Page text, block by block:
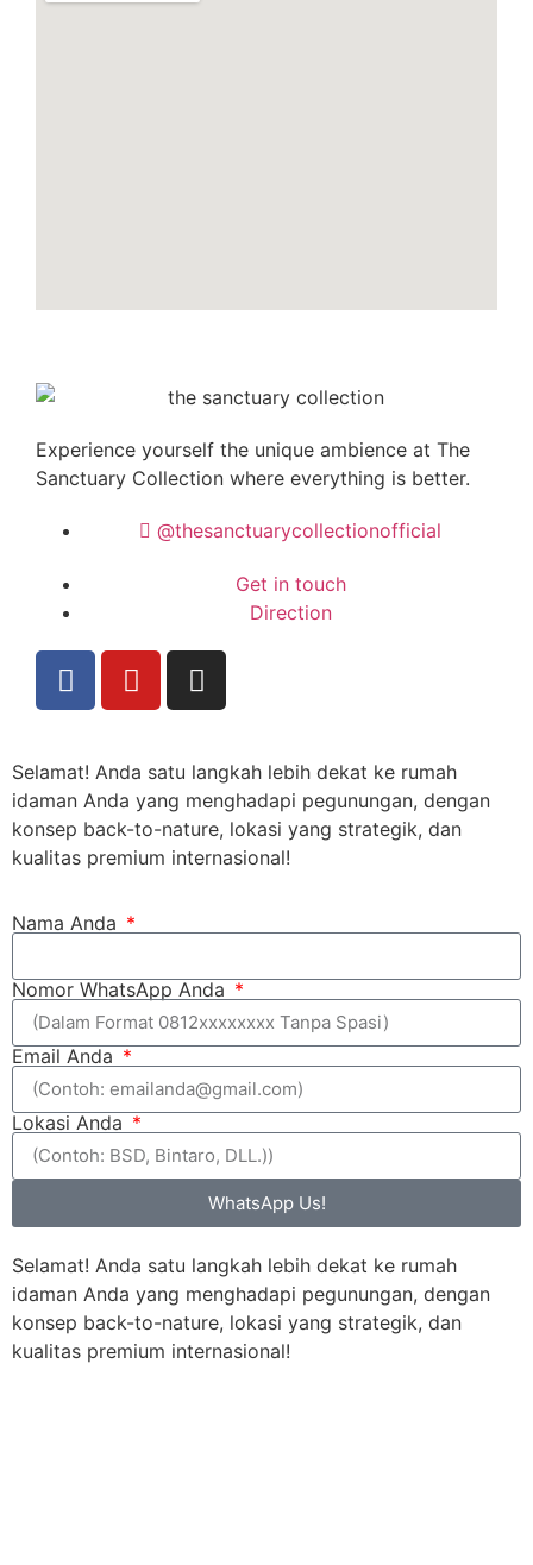
Experience yourself the unique ambience at The
Sanctuary Collection where everything is better.
@thesanctuarycollectionofficial
Get in touch
Direction
Selamat! Anda satu langkah lebih dekat ke rumah
idaman Anda yang menghadapi pegunungan, dengan
konsep back-to-nature, lokasi yang strategik, dan
kualitas premium internasional!
Nama Anda
Nomor WhatsApp Anda
Email Anda
Lokasi Anda
WhatsApp Us!
Selamat! Anda satu langkah lebih dekat ke rumah
idaman Anda yang menghadapi pegunungan, dengan
konsep back-to-nature, lokasi yang strategik, dan
kualitas premium internasional!